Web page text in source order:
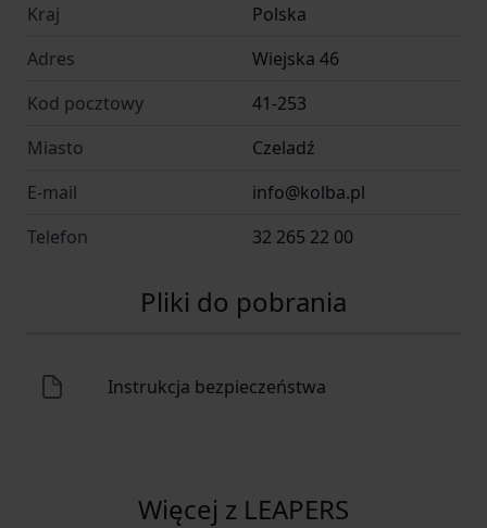
Kraj
Polska
Adres
Wiejska 46
Kod pocztowy
41-253
Miasto
Czeladź
E-mail
info@kolba.pl
Telefon
32 265 22 00
Pliki do pobrania
Instrukcja bezpieczeństwa
Więcej z LEAPERS